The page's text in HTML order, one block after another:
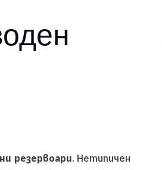
резервоари. Нетипичен